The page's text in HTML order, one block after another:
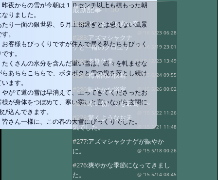
夜からの雪が今朝は１０センチ以上も積もった朝
りました。
たり一面の銀世界、５月上旬過ぎとは思えない風景
。
客様もびっくりですが住んで居る私たちもびっく
す。
くさんの水分を含んだ重い雪は、樹々を軋ませな
らあちらこちらで、ボタボタと雪の塊を落とし続け
ます。
がて道の雪は早消えて、上ってきてくださったお
様が身体をつぼめて、寒い寒いと言いながら玄関に
び込んできます。
さん一様に、この春の大雪にびっくりでした。
最新記事1-50
#284:どこまでも青い空
@ '16 5/23 06:28
#283:アズマシャクナ
ゲと一輪のクロユリ
@ '16 5/19 23:01
#282:冬期休業 @ '15 12/23 13:49
#281:梅雨間の快晴 @ '15 6/24 09:55
#280:賑やかな浴室 @ '15 5/26 00:02
#279:寒い朝、でも最高～～
@ '15 5/22 11:26
#278:驚くようなお天
気でした。
@ '15 5/21 11:48
#277:アズマシャクナゲが賑やか
に。
@ '15 5/18 00:26
#276:爽やかな季節になってきまし
た。
@ '15 5/14 08:45